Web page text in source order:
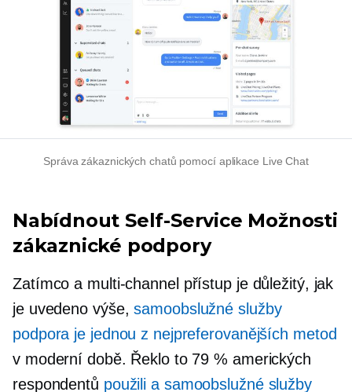
Správa zákaznických chatů pomocí aplikace Live Chat
NabídnoutSelf-Service Možnosti
zákaznické podpory
Zatímco a multi-channel přístup je důležitý, jak
je uvedeno výše,samoobslužné služby
podpora je jednou z nejpreferovanějších metod
v moderní době. Řeklo to 79 % amerických
respondentů použili a samoobslužné služby